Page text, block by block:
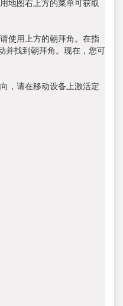
地图右上方的菜单可获取
使用上方的朝拜角。在指
并找到朝拜角。现在，您可
，请在移动设备上激活定